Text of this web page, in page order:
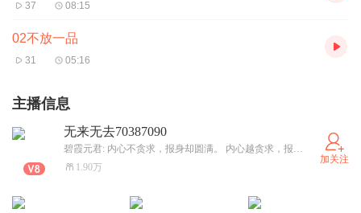
37 08:15
02不放一品
31 05:16
主播信息
无来无去70387090
碧霞元君: 内心不贪求，报身却圆满。 内心越贪求，报身越褛褴。 贤圣需敬礼，邪恶需治理。 我奉玉帝命，苛察众生意。 治恶不留情，此是真悲悯。 赏善亦不吝，此是诸天心。 纵恶贯千载，改念即更频。 纵善积五湖，一不慎尤输。 我心无杂染，判断无失闪。 除我元君外，判断有百官。 相中阴阳地，难逃诸二元。 汝在念念中，亲魔或近天。 诸教皆好善，合汝本心安。 杂念即杂染，杂念即非善。 利他符本心，利他是为善。 利他放第一，利己放后边。 积善善成海，积恶恶如山。 谨慎小善恶， 佛魔由此判。 汝性本来空，积念显不同。 有人能成仙，有人变小虫。 尽除所有恶，小善天天添。 我亦能助你，升上最高巅。
1.90万
加关注